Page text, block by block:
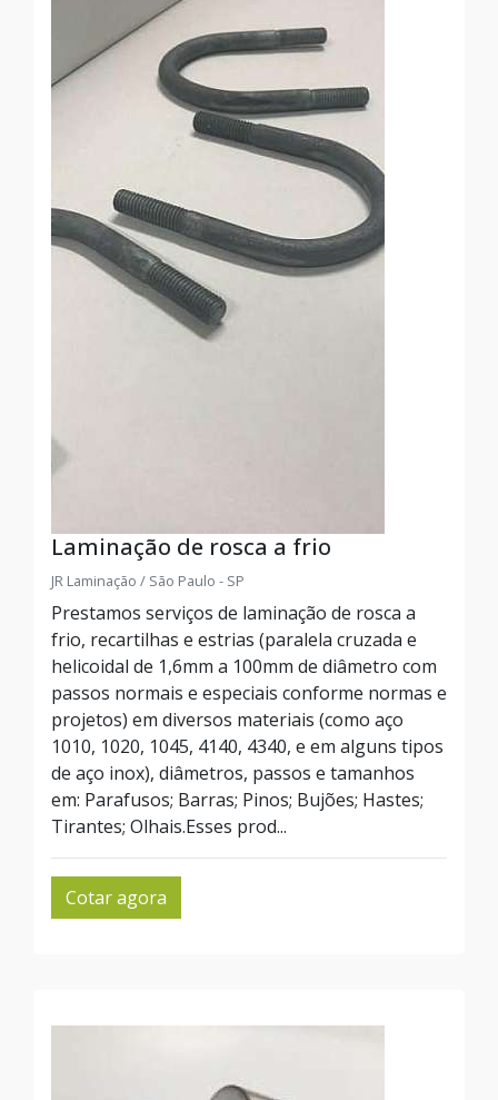
Laminação de rosca a frio
JR Laminação / São Paulo - SP
Prestamos serviços de laminação de rosca a
frio, recartilhas e estrias (paralela cruzada e
helicoidal de 1,6mm a 100mm de diâmetro com
passos normais e especiais conforme normas e
projetos) em diversos materiais (como aço
1010, 1020, 1045, 4140, 4340, e em alguns tipos
de aço inox), diâmetros, passos e tamanhos
em: Parafusos; Barras; Pinos; Bujões; Hastes;
Tirantes; Olhais.Esses prod...
Cotar agora